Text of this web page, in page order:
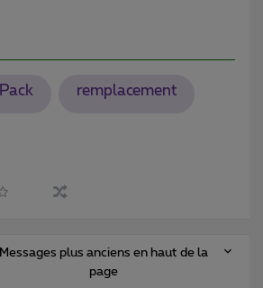
Pack remplacement
Messages plus anciens en haut de la
page